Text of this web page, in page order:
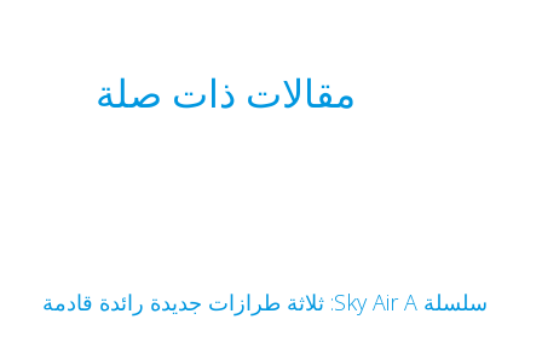
مقالات ذات صلة
سلسلة Sky Air A: ثلاثة طرازات جديدة رائدة قادمة